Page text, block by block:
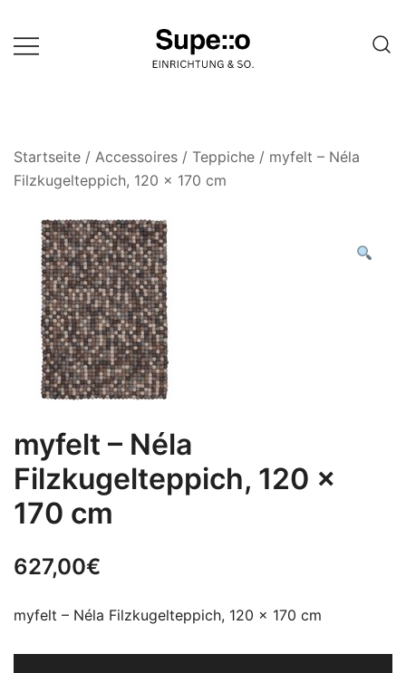
zum
Inhalt
einer Website
Startseite / Accessoires / Teppiche / myfelt – Néla
Filzkugelteppich, 120 x 170 cm
myfelt – Néla
Filzkugelteppich, 120 x
170 cm
627,00€
myfelt – Néla Filzkugelteppich, 120 x 170 cm